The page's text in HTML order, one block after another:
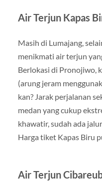
Air Terjun Kapas
Masih di Lumajang,
menikmati air terjun
Berlokasi di Pronojiwo,
(arung jeram
kan? Jarak perjalanan
medan yang cukup
khawatir, sudah ada jalur
Harga tiket Kapas Biru
Air Terjun